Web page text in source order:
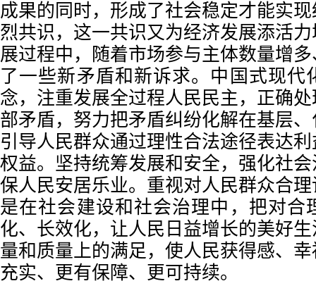
成果的同时，形成了社会稳定才能实
烈共识，这一共识又为经济发展添活
展过程中，随着市场参与主体数量增
了一些新矛盾和新诉求。中国式现代
念，注重发展全过程人民民主，正确
部矛盾，努力把矛盾纠纷化解在基层
引导人民群众通过理性合法途径表达
权益。坚持统筹发展和安全，强化社
保人民安居乐业。重视对人民群众合
是在社会建设和社会治理中，把对合
化、长效化，让人民日益增长的美好
量和质量上的满足，使人民获得感、
充实、更有保障、更可持续。